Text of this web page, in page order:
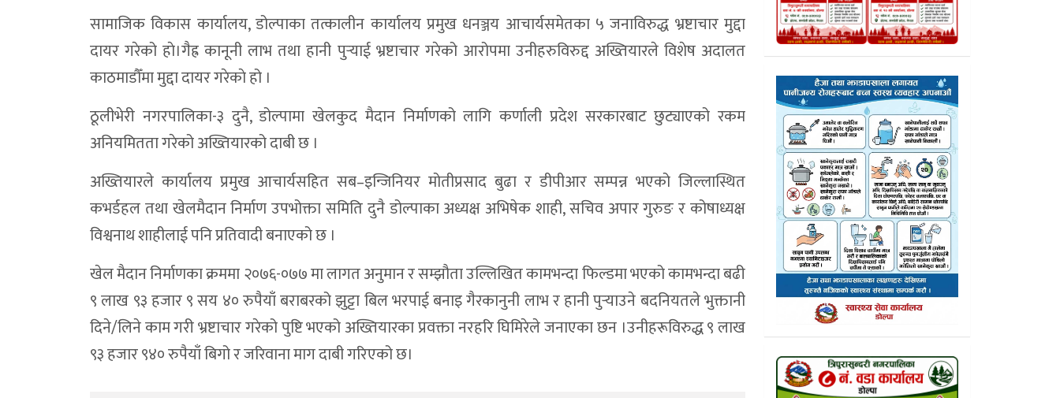
सामाजिक विकास कार्यालय, डोल्पाका तत्कालीन कार्यालय प्रमुख धनञ्जय आचार्यसमेतका ५ जनाविरुद्ध भ्रष्टाचार मुद्दा
दायर गरेको हाे।गैह्र कानूनी लाभ तथा हानी पुर्‍याई भ्रष्टाचार गरेको आरोपमा उनीहरुविरुद्द अख्तियारले विशेष अदालत
काठमाडौँमा मुद्दा दायर गरेकाे हो ।
ठूलीभेरी नगरपालिका-३ दुनै, डोल्पामा खेलकुद मैदान निर्माणको लागि कर्णाली प्रदेश सरकारबाट छुट्याएको रकम
अनियमितता गरेको अख्तियारको दाबी छ ।
अख्तियारले कार्यालय प्रमुख आचार्यसहित सब–इन्जिनियर मोतीप्रसाद बुढा र डीपीआर सम्पन्न भएको जिल्लास्थित
कभर्डहल तथा खेलमैदान निर्माण उपभोक्ता समिति दुनै डोल्पाका अध्यक्ष अभिषेक शाही, सचिव अपार गुरुङ र कोषाध्यक्ष
विश्वनाथ शाहीलाई पनि प्रतिवादी बनाएको छ ।
खेल मैदान निर्माणका क्रममा २०७६-०७७ मा लागत अनुमान र सम्झौता उल्लिखित कामभन्दा फिल्डमा भएको कामभन्दा बढी
९ लाख ९३ हजार ९ सय ४० रुपैयाँ बराबरको झुट्टा बिल भरपाई बनाइ गैरकानुनी लाभ र हानी पुर्‍याउने बदनियतले भुक्तानी
दिने/लिने काम गरी भ्रष्टाचार गरेको पुष्टि भएको अख्तियारका प्रवक्ता नरहरि घिमिरेले जनाएका छन ।उनीहरूविरुद्ध ९ लाख
९३ हजार ९४० रुपैयाँ बिगो र जरिवाना माग दाबी गरिएको छ।